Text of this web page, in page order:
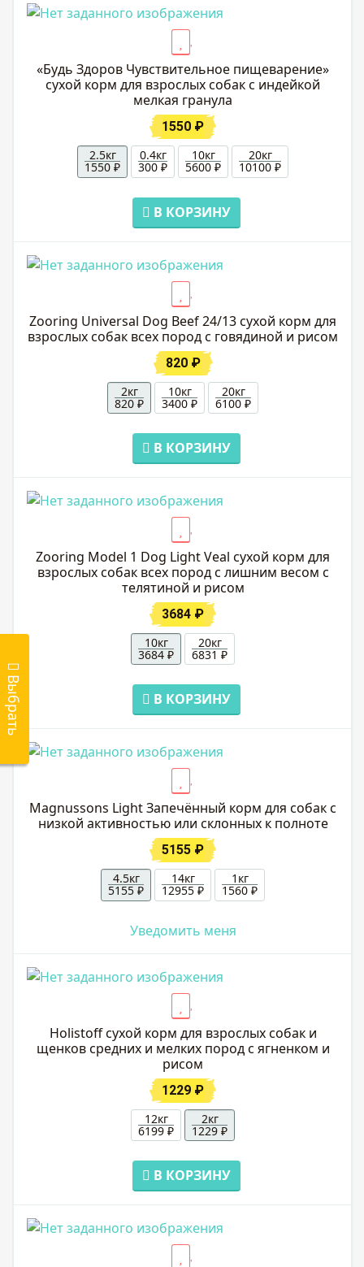
«Будь Здоров Чувствительное пищеварение»
сухой корм для взрослых собак с индейкой
мелкая гранула
1550 ₽
2.5кг
1550 ₽
0.4кг
300 ₽
10кг
5600 ₽
20кг
10100 ₽
В КОРЗИНУ
Zooring Universal Dog Beef 24/13 сухой корм для
взрослых собак всех пород с говядиной и рисом
820 ₽
2кг
820 ₽
10кг
3400 ₽
20кг
6100 ₽
В КОРЗИНУ
Zooring Model 1 Dog Light Veal сухой корм для
взрослых собак всех пород с лишним весом с
телятиной и рисом
3684 ₽
10кг
3684 ₽
20кг
6831 ₽
В КОРЗИНУ
Magnussons Light Запечённый корм для собак с
низкой активностью или склонных к полноте
5155 ₽
4.5кг
5155 ₽
14кг
12955 ₽
1кг
1560 ₽
Уведомить меня
Holistoff cухой корм для взрослых собак и
щенков средних и мелких пород с ягненком и
рисом
1229 ₽
12кг
6199 ₽
2кг
1229 ₽
В КОРЗИНУ
В
ы
б
р
а
т
ь
о
р